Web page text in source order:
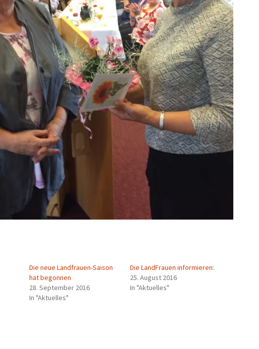
Die neue Landfrauen-Saison
hat begonnen
28. September 2016
In "Aktuelles"
Die LandFrauen informieren:
25. August 2016
In "Aktuelles"